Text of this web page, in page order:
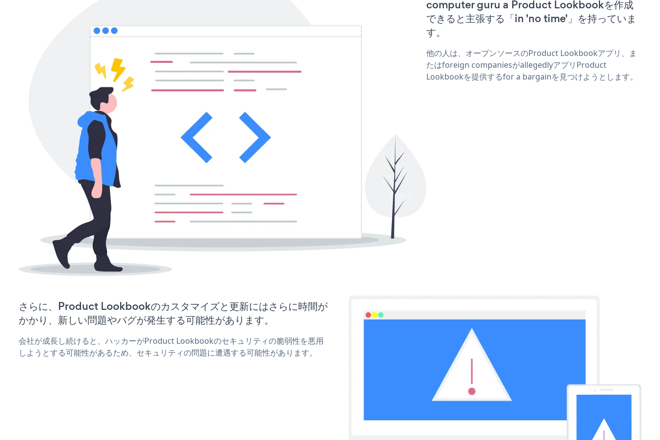
computer guru a Product Lookbookを作成
できると主張する「in 'no time'」を持っていま
す。
他の人は、オープンソースのProduct Lookbookアプリ、ま
たはforeign companiesがallegedlyアプリProduct
Lookbookを提供するfor a bargainを見つけようとします。
さらに、Product Lookbookのカスタマイズと更新にはさらに時間が
かかり、新しい問題やバグが発生する可能性があります。
会社が成長し続けると、ハッカーがProduct Lookbookのセキュリティの脆弱性を悪用
しようとする可能性があるため、セキュリティの問題に遭遇する可能性があります。